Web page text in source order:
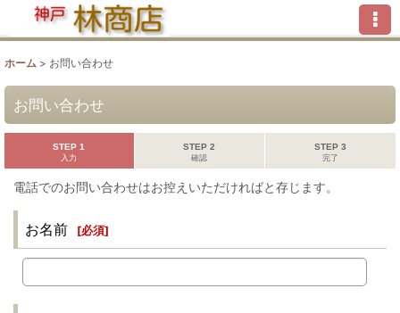
ホーム > お問い合わせ
お問い合わせ
STEP 1
入力
STEP 2
確認
STEP 3
完了
電話でのお問い合わせはお控えいただければと存じます。
お名前 [必須]